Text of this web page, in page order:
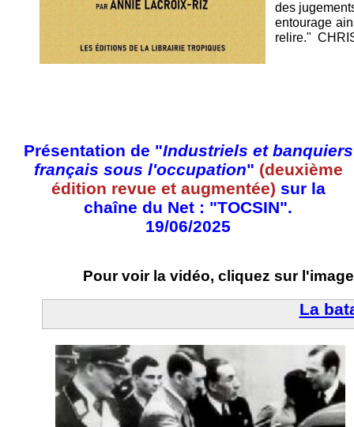
des
entourage
relire."
Présentation de "Industriels et banquiers
français sous l'occupation" (deuxième
édition revue et augmentée) sur la
chaîne du Net : "TOCSIN".
19/06/2025
Pour voir la vidéo, cliquez sur l'image
La bataille de